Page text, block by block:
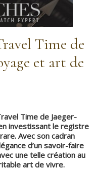
Time de
et art de
Time de Jaeger-
investissant le registre
Avec son cadran
d’un savoir-faire
une telle création au
art de vivre.